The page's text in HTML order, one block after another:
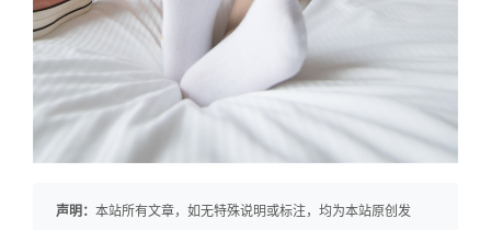
声明： 本站所有文章，如无特殊说明或标注，均为本站原创发